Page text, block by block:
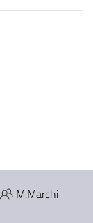
M.Marchi